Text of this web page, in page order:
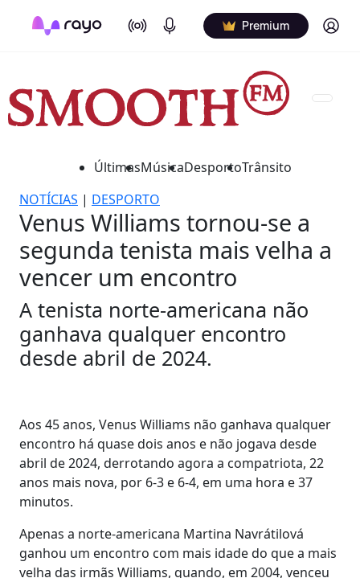
On Air Podcasts Premium Log in
ÚltimasMúsicaDesportoTrânsito
NOTÍCIAS | DESPORTO
Venus Williams tornou-se a
segunda tenista mais velha a
vencer um encontro
A tenista norte-americana não
ganhava qualquer encontro
desde abril de 2024.
Aos 45 anos, Venus Williams não ganhava qualquer
encontro há quase dois anos e não jogava desde
abril de 2024, derrotando agora a compatriota, 22
anos mais nova, por 6-3 e 6-4, em uma hora e 37
minutos.
Apenas a norte-americana Martina Navrátilová
ganhou um encontro com mais idade do que a mais
velha das irmãs Williams, quando, em 2004, venceu